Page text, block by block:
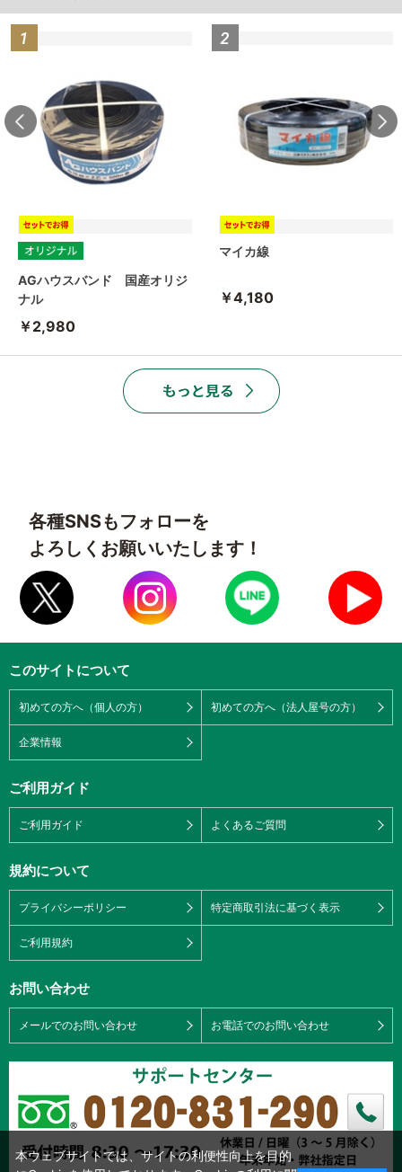
AGハウスバンド 国産オリジ
ナル
￥2,980
マイカ線
￥4,180
各種SNSもフォローを
よろしくお願いいたします！
このサイトについて
初めての方へ（個人の方） 初めての方へ（法人屋号の方）
企業情報
ご利用ガイド
ご利用ガイド よくあるご質問
規約について
プライバシーポリシー 特定商取引法に基づく表示
ご利用規約
お問い合わせ
メールでのお問い合わせ お電話でのお問い合わせ
本ウェブサイトでは、サイトの利便性向上を目的